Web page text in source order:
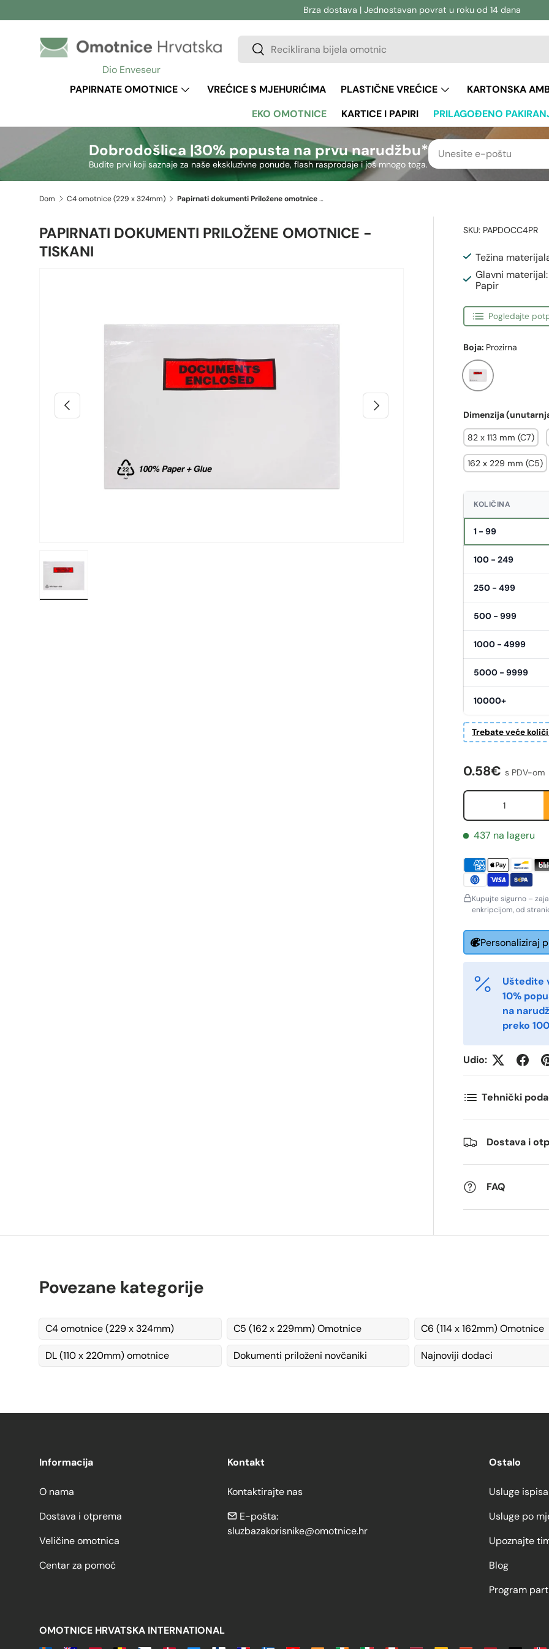
Preskoči na sadržaj
Brza dostava | Jednostavan povrat u roku od 14 dana
Dio Enveseur
Pretraživanje
Pretraživanje
PAPIRNATE OMOTNICE VREĆICE S MJEHURIĆIMA PLASTIČNE VREĆICE KARTONSKA
EKO OMOTNICE
KARTICE I PAPIRI PRILAGOĐENO
Dobrodošlica |30% popusta na prvu narudžbu*
Budite prvi koji saznaje za naše ekskluzivne ponude, flash rasprodaje i još mnogo toga.
Dom C4 omotnice (229 x 324mm) Papirnati dokumenti Priložene omotnice - Tiskani
PAPIRNATI DOKUMENTI PRILOŽENE OMOTNICE -
TISKANI
Prethodno Sljedeći
SKU: PAPDOCC4PR
Težina
Glavni
Papir
Pogledajte
Boja: Prozirna
Prozirna
Dimenzija
82 x 113 mm (C7)
162 x 229 mm (C5)
KOLIČINA
1 - 99
100 - 249
250 - 499
500 - 999
1000 - 4999
5000 - 9999
10000+
Trebate veće
Redovna
0.58€ s PDV-om
Količina
437 na lageru
Kupujte sigurno –
enkripcijom, od
Personaliziraj
Uštedite
10%
na
preko
Udio:
Tehnički
Dostava i
FAQ
Povezane kategorije
C4 omotnice (229 x 324mm) C5 (162 x 229mm) Omotnice C6 (114 x 162mm) Omotnice
DL (110 x 220mm) omotnice Dokumenti priloženi novčaniki Najnoviji dodaci
Informacija
O nama
Dostava i otprema
Veličine omotnica
Centar za pomoć
Kontakt
Kontaktirajte nas
E-pošta:
sluzbazakorisnike@omotnice.hr
Ostalo
Usluge ispisa
Usluge po
Upoznajte
Blog
Program
OMOTNICE HRVATSKA INTERNATIONAL